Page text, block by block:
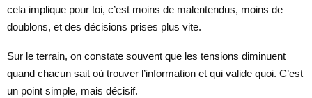
cela implique pour toi, c’est moins de malentendus, moins de
doublons, et des décisions prises plus vite.
Sur le terrain, on constate souvent que les tensions diminuent
quand chacun sait où trouver l’information et qui valide quoi. C’est
un point simple, mais décisif.